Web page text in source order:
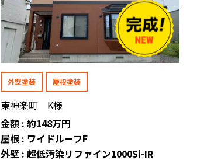
外壁塗装 屋根塗装
東神楽町 K様
金額 : 約148万円
屋根 : ワイドルーフF
外壁 : 超低汚染リファイン1000Si-IR